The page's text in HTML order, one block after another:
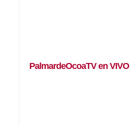
PalmardeOcoaTV en VIVO